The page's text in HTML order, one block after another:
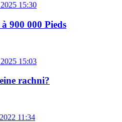
15:30
900 000 Pieds
15:03
rachni?
11:34